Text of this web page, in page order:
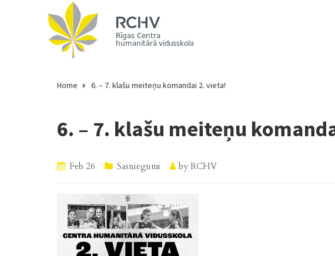
Home 6. – 7. klašu meiteņu komandai 2. vieta!
6. – 7. klašu meiteņu
Feb 26 Sasniegumi by RCHV